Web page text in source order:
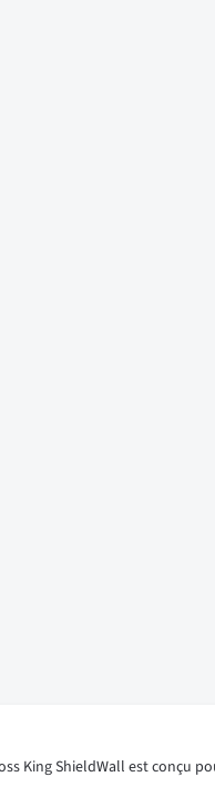
King ShieldWall est conçu